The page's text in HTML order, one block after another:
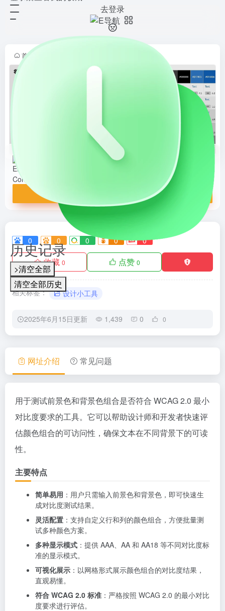
去登录
历史记录
>清空全部
清空全部历史
首页
EightShapes Contrast Grid
0 0 0 0 0
收藏 0 点赞 0
相关标签： 设计小工具
2025年6月15日更新 1,439 0 0
EightShapes Contrast Grid
用于测试前景色和背景色组合是否符
合 WCAG 2.0 对比度要求的工具。
果，帮助设计师和开发者快...
网址介绍 常见问题
用于测试前景色和背景色组合是否符合 WCAG 2.0 最小
对比度要求的工具。它可以帮助设计师和开发者快速评
估颜色组合的可访问性，确保文本在不同背景下的可读
性。
主要特点
简单易用 ：用户只需输入前景色和背景色，即可快速生
成对比度测试结果。
灵活配置 ：支持自定义行和列的颜色组合，方便批量测
试多种颜色方案。
多种显示模式 ：提供 AAA、AA 和 AA18 等不同对比度标
准的显示模式。
可视化展示 ：以网格形式展示颜色组合的对比度结果，
直观易懂。
符合 WCAG 2.0 标准 ：严格按照 WCAG 2.0 的最小对比
度要求进行评估。